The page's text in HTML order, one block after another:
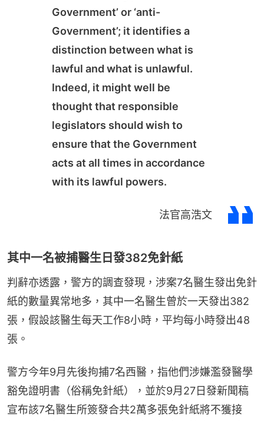
Government’ or ‘anti-
Government’; it identifies a
distinction between what is
lawful and what is unlawful.
Indeed, it might well be
thought that responsible
legislators should wish to
ensure that the Government
acts at all times in accordance
with its lawful powers.
法官高浩文
其中一名被捕醫生日發382免針紙
判辭亦透露，警方的調查發現，涉案7名醫生發出免針
紙的數量異常地多，其中一名醫生曾於一天發出382
張，假設該醫生每天工作8小時，平均每小時發出48
張。
警方今年9月先後拘捕7名西醫，指他們涉嫌濫發醫學
豁免證明書（俗稱免針紙），並於9月27日發新聞稿
宣布該7名醫生所簽發合共2萬多張免針紙將不獲接